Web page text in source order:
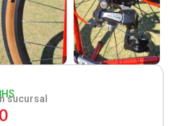
sucursal